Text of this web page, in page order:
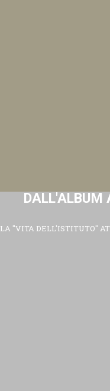
DALL'ALBUM
LA "VITA DELL'ISTITUTO"